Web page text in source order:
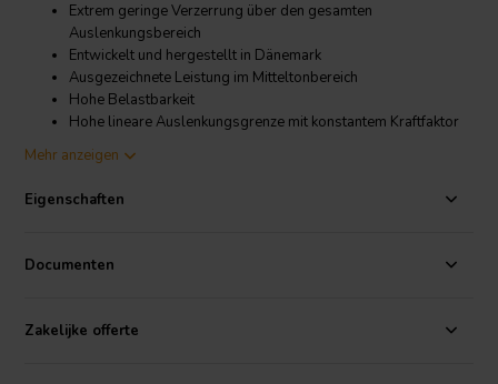
Extrem geringe Verzerrung über den gesamten
Auslenkungsbereich
Entwickelt und hergestellt in Dänemark
Ausgezeichnete Leistung im Mitteltonbereich
Hohe Belastbarkeit
Hohe lineare Auslenkungsgrenze mit konstantem Kraftfaktor
Produkt-Details
PURIFI PTT6.5W04-NFA-01 Tiefmitteltöner
Wandler
und
Verständnis für viele leistungsbeeinträchtigende Aspekte sowohl bei
Verstärkern als auch bei Wandlern entwickelt. Dank dieses
Mehr anzeigen
Eigenschaften
Documenten
Zakelijke offerte